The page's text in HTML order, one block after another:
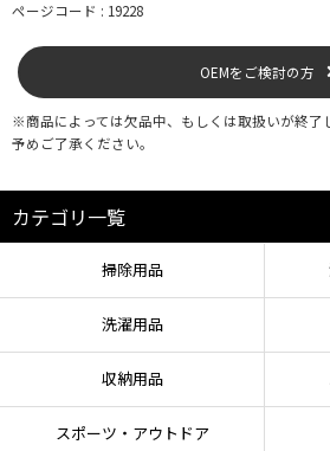
してください。
C.温水洗浄便座の取扱説明書に「ノズルを引き出
る場合：ノズルをゆっくり引き出してスプレーし
※故障の原因になるため、ノズルを無理に引っぱ
D.ノズル掃除スイッチがない場合：止水栓で水を
※止水栓で水を止める場合は、お手持ちの取扱説
い。
③スプレー後、泡が消え液状になって流れ落ちま
※汚れが取りにくい場合、お手持ちのブラシなど
ペーパーなどで拭き取ってください。
取ってください。
ページコード : 19228
OEMをご検討の方
※商品によっては欠品中、もしくは取扱いが終了
予めご了承ください。
カテゴリ一覧
掃除用品
洗濯用品
収納用品
スポーツ・アウトドア